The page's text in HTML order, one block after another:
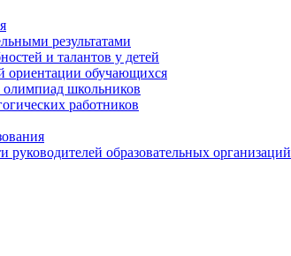
результатами
и талантов у детей
ориентации обучающихся
олимпиад школьников
работников
образовательных организаций